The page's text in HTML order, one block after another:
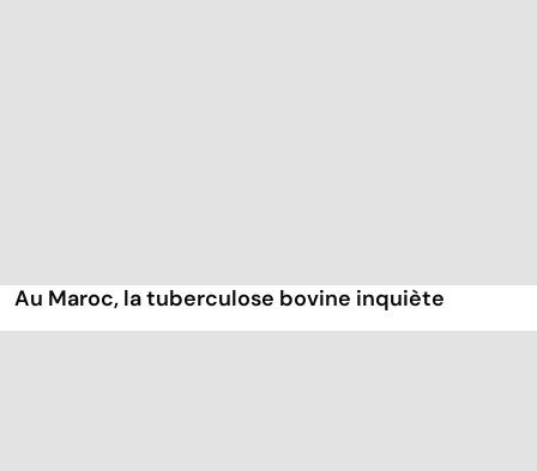
Au Maroc, la tuberculose bovine inquiète